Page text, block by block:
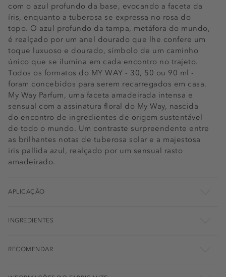
com o azul profundo da base, evocando a faceta da
íris, enquanto a tuberosa se expressa no rosa do
topo. O azul profundo da tampa, metáfora do mundo,
é realçado por um anel dourado que lhe confere um
toque luxuoso e dourado, símbolo de um caminho
único que se ilumina em cada encontro no trajeto.
Todos os formatos do MY WAY - 30, 50 ou 90 ml -
foram concebidos para serem recarregados em casa.
My Way Parfum, uma faceta amadeirada intensa e
sensual com a assinatura floral do My Way, nascida
do encontro de ingredientes de origem sustentável
de todo o mundo. Um contraste surpreendente entre
as brilhantes notas de tuberosa solar e a majestosa
iris pallida azul, realçado por um sensual rasto
amadeirado.
APLICAÇÃO
INGREDIENTES
RECOMENDAR